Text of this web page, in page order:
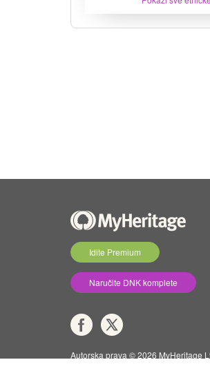
Idite Premium
Naručite DNK komplete
Autorska prava © 2026 MyHeritage